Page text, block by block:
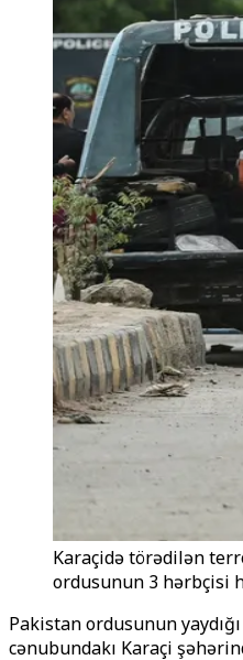
Karaçidə törədilən
ordusunun 3 hərbçisi
Pakistan ordusunun
cənubundakı Karaçi